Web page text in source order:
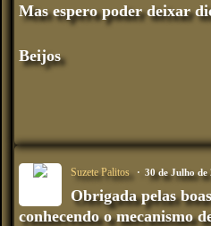
Mas espero poder deixar
Beijos
Suzete Palitos 30 de Julho de
Obrigada pelas
conhecendo o mecanismo